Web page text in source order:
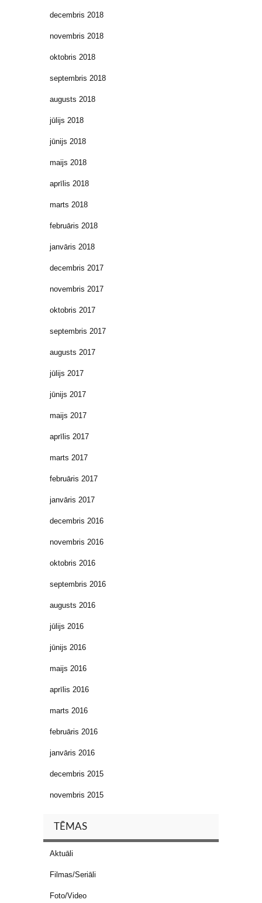
decembris 2018
novembris 2018
oktobris 2018
septembris 2018
augusts 2018
jūlijs 2018
jūnijs 2018
maijs 2018
aprīlis 2018
marts 2018
februāris 2018
janvāris 2018
decembris 2017
novembris 2017
oktobris 2017
septembris 2017
augusts 2017
jūlijs 2017
jūnijs 2017
maijs 2017
aprīlis 2017
marts 2017
februāris 2017
janvāris 2017
decembris 2016
novembris 2016
oktobris 2016
septembris 2016
augusts 2016
jūlijs 2016
jūnijs 2016
maijs 2016
aprīlis 2016
marts 2016
februāris 2016
janvāris 2016
decembris 2015
novembris 2015
TĒMAS
Aktuāli
Filmas/Seriāli
Foto/Video